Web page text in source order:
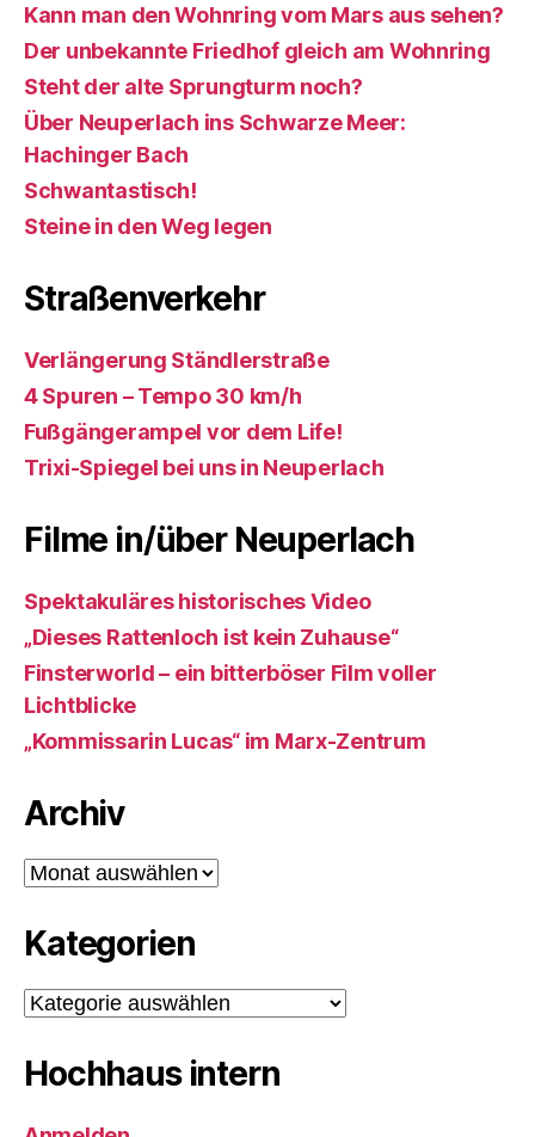
Kann man den Wohnring vom Mars aus sehen?
Der unbekannte Friedhof gleich am Wohnring
Steht der alte Sprungturm noch?
Über Neuperlach ins Schwarze Meer:
Hachinger Bach
Schwantastisch!
Steine in den Weg legen
Straßenverkehr
Verlängerung Ständlerstraße
4 Spuren – Tempo 30 km/h
Fußgängerampel vor dem Life!
Trixi-Spiegel bei uns in Neuperlach
Filme in/über Neuperlach
Spektakuläres historisches Video
„Dieses Rattenloch ist kein Zuhause“
Finsterworld – ein bitterböser Film voller
Lichtblicke
„Kommissarin Lucas“ im Marx-Zentrum
Archiv
Archiv
Kategorien
Kategorien
Hochhaus intern